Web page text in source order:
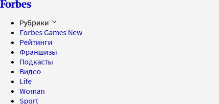
Рубрики
Forbes Games New
Рейтинги
Франшизы
Подкасты
Видео
Life
Woman
Sport